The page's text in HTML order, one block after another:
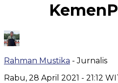
Rahman Mustika - Jurnalis
Rabu, 28 April 2021 - 21:12